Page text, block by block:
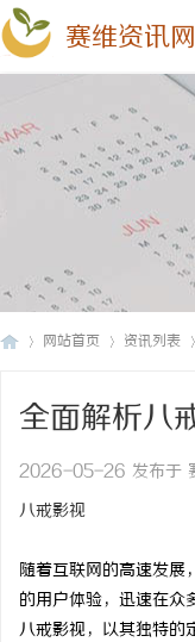
赛维资讯网
网站首页 资讯列表
全面解析八
2026-05-26 发布于
八戒影视
随着互联网的高速发展
的用户体验，迅速在众
八戒影视，以其独特的